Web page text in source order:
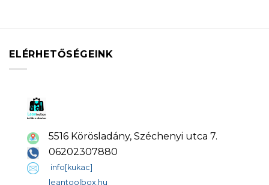
ELÉRHETŐSÉGEINK
5516 Körösladány, Széchenyi utca 7.
06202307880
info[kukac]
leantoolbox.hu